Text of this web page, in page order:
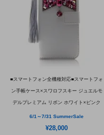
■スマートフォン全機種対応■スマートフォ
ン手帳ケース×スワロフスキー ジュエルモ
デルプレミアム リボン ホワイト×ピンク
6/1～7/31 SummerSale
¥28,000